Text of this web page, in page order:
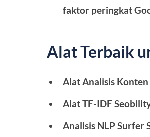
faktor peringkat
Alat Terbaik
Alat Analisis
Alat TF-IDF
Analisis NLP Surfer